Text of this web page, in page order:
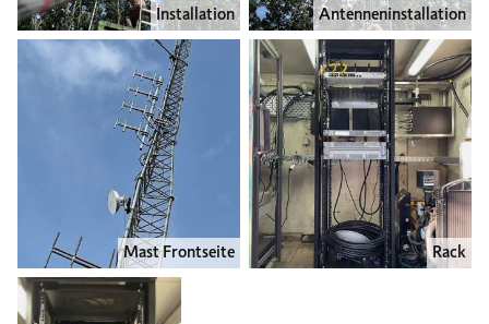
Installation Antenneninstallation
Mast Frontseite Rack